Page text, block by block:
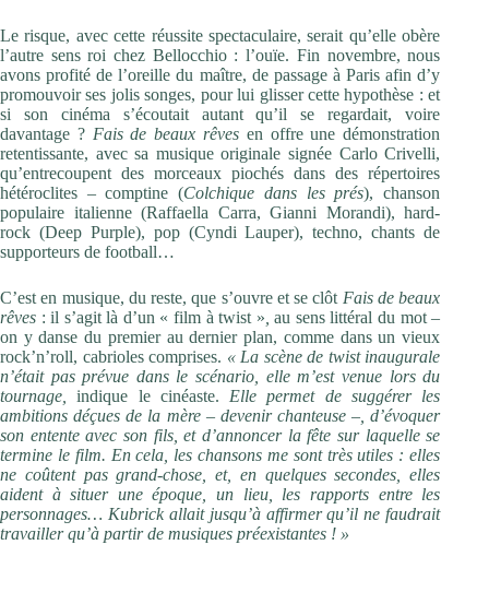
Le risque, avec cette réussite spectaculaire, serait qu’elle obère
l’autre sens roi chez Bellocchio : l’ouïe. Fin novembre, nous
avons profité de l’oreille du maître, de passage à Paris afin d’y
promouvoir ses jolis songes, pour lui glisser cette hypothèse : et
si son cinéma s’écoutait autant qu’il se regardait, voire
davantage ? Fais de beaux rêves en offre une démonstration
retentissante, avec sa musique originale signée Carlo Crivelli,
qu’entrecoupent des morceaux piochés dans des répertoires
hétéroclites – comptine (Colchique dans les prés), chanson
populaire italienne (Raffaella Carra, Gianni Morandi), hard-
rock (Deep Purple), pop (Cyndi Lauper), techno, chants de
supporteurs de football…
C’est en musique, du reste, que s’ouvre et se clôt Fais de beaux
rêves : il s’agit là d’un « film à twist » ,au sens littéral du mot –
on y danse du premier au dernier plan, comme dans un vieux
rock’n’roll, cabrioles comprises. « La scène de twist inaugurale
n’était pas prévue dans le scénario, elle m’est venue lors du
tournage,
indique le cinéaste. Elle permet de suggérer les
ambitions déçues de la mère – devenir chanteuse –, d’évoquer
son entente avec son fils, et d’annoncer la fête sur laquelle se
termine le film. En cela, les chansons me sont très utiles : elles
ne coûtent pas grand-chose, et, en quelques secondes, elles
aident à situer une époque, un lieu, les rapports entre les
personnages… Kubrick allait jusqu’à affirmer qu’il ne faudrait
travailler qu’à partir de musiques préexistantes ! »